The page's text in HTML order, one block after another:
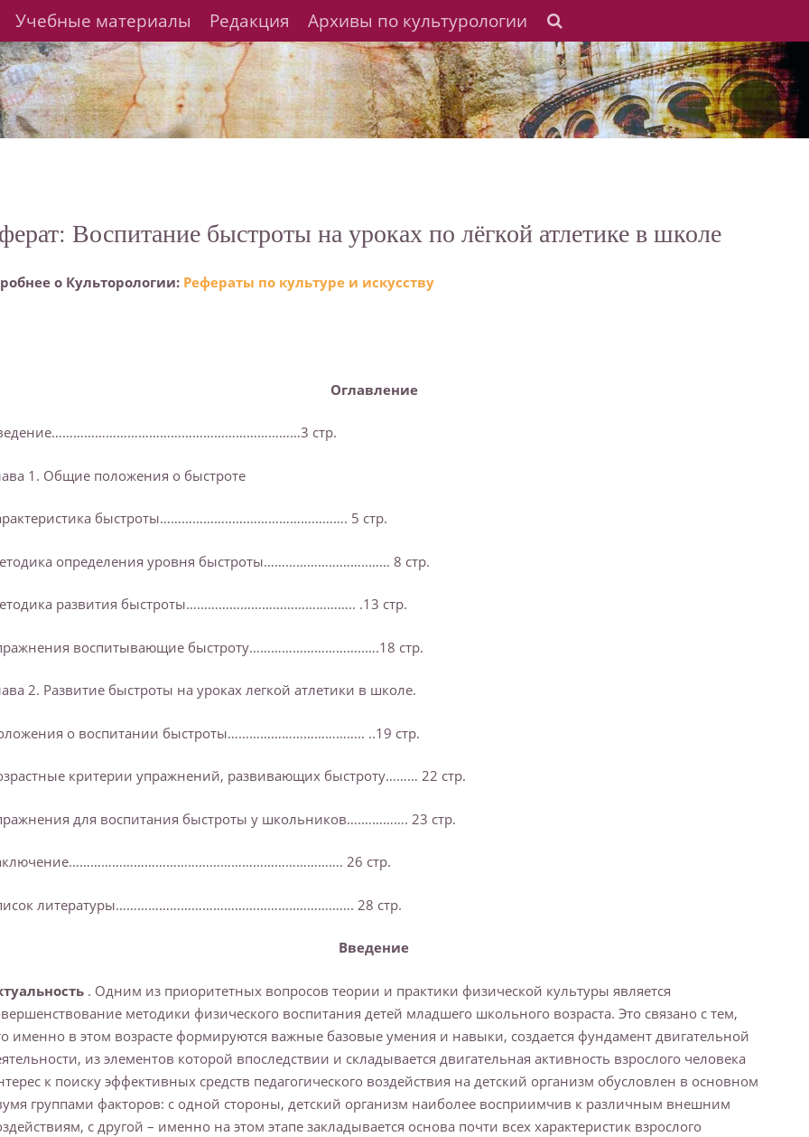
Учебные материалы Редакция Архивы по культурологии
Воспитание быстроты на уроках по лёгкой атлетике в школе
о Культорологии: Рефераты по культуре и искусству
Оглавление
стр.
1. Общие положения о быстроте
быстроты……………………………………………. 5 стр.
определения уровня быстроты………………………..…… 8 стр.
развития быстроты……………………………………….. .13 стр.
воспитывающие быстроту…………………………..….18 стр.
2. Развитие быстроты на уроках легкой атлетики в школе.
о воспитании быстроты……………………………….. ..19 стр.
критерии упражнений, развивающих быстроту……… 22 стр.
для воспитания быстроты у школьников….…………. 23 стр.
26 стр.
литературы…………………………………………..……………. 28 стр.
Введение
. Одним из приоритетных вопросов теории и практики физической культуры является
методики физического воспитания детей младшего школьного возраста. Это связано с тем,
именно в этом возрасте формируются важные базовые умения и навыки, создается фундамент двигательной
из элементов которой впоследствии и складывается двигательная активность взрослого человека
к поиску эффективных средств педагогического воздействия на детский организм обусловлен в основном
группами факторов: с одной стороны, детский организм наиболее восприимчив к различным внешним
с другой – именно на этом этапе закладывается основа почти всех характеристик взрослого